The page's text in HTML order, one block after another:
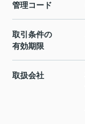
管理コード
取引条件の
有効期限
取扱会社